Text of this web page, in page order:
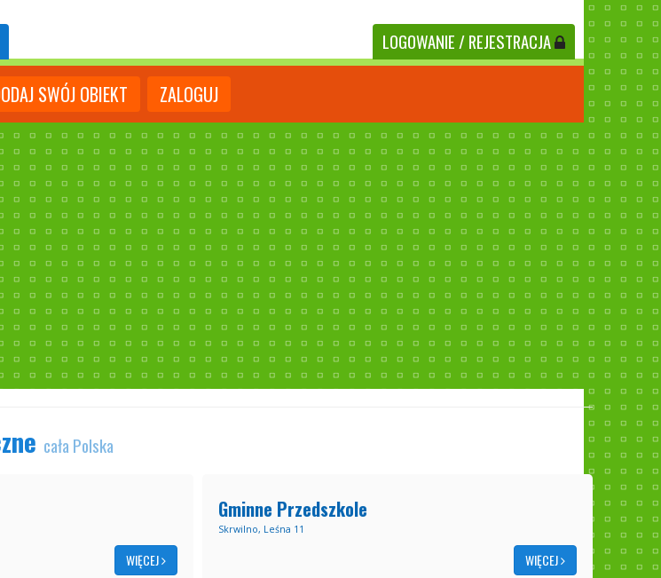
LOGOWANIE / REJESTRACJA
SWÓJ OBIEKT ZALOGUJ
cała Polska
WIĘCEJ
Gminne Przedszkole
Skrwilno, Leśna 11
WIĘCEJ